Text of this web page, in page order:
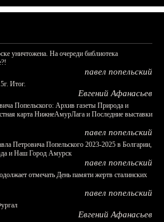
уничтожена. На очереди библиотека
павел попельский
Итог.
Евгений Афанасьев
Попельского: Архив газеты Природа и
карта НижнеАмурЛага и Последние выставки
павел попельский
Петровича Попельского 2023-2025 в Болгарии,
и Наш Город Амурск
павел попельский
отмечать День памяти жертв сталинских
павел попельский
Евгений Афанасьев